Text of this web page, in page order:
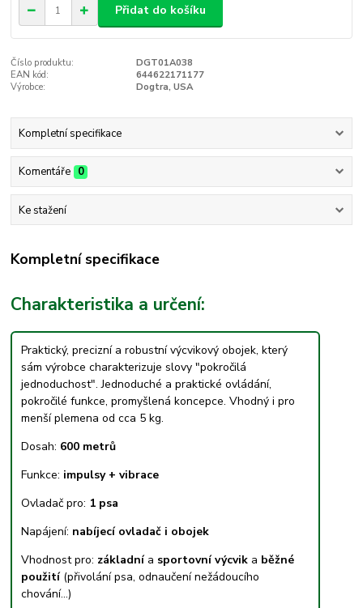
Přidat do košíku
Číslo produktu:
DGT01A038
EAN kód:
644622171177
Výrobce:
Dogtra, USA
Kompletní specifikace
Komentáře 0
Ke stažení
Kompletní specifikace
Charakteristika a určení:
Praktický, precizní a robustní výcvikový obojek, který
sám výrobce charakterizuje slovy "pokročilá
jednoduchost". Jednoduché a praktické ovládání,
pokročilé funkce, promyšlená koncepce. Vhodný i pro
menší plemena od cca 5 kg.
Dosah: 600 metrů
Funkce: impulsy + vibrace
Ovladač pro: 1 psa
Napájení: nabíjecí ovladač i obojek
Vhodnost pro: základní a sportovní výcvik a běžné
použití(přivolání psa, odnaučení nežádoucího
chování...)